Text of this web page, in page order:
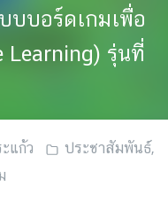
บบอร์ดเกมเพื่อ
Learning) รุ่นที่
แก้ว ประชาสัมพันธ์,